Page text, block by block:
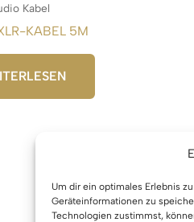
Um dir ein optimales Erlebnis
Geräteinformationen zu
Technologien zustimmst,
Kabel
KABEL 5M